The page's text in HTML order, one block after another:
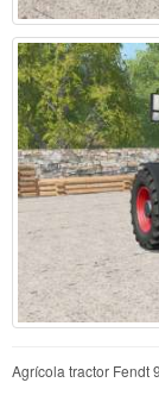
Agrícola tractor Fendt